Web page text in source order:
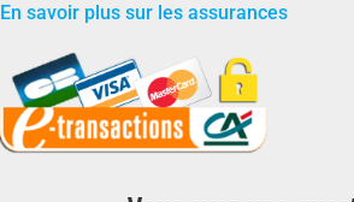
En savoir plus sur les assurances